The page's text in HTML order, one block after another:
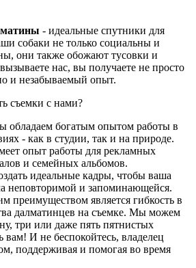
- идеальные спутники для
собаки не только социальны и
они также обожают тусовки и
нас, вы получаете не просто
и незабываемый опыт.
съемки с нами?
обладаем богатым опытом работы в
- как в студии, так и на природе.
опыт работы для рекламных
и семейных альбомов.
идеальные кадры, чтобы ваша
неповторимой и запоминающейся.
преимуществом является гибкость в
далматинцев на съемке. Мы можем
три или даже пять пятнистых
вам! И не беспокойтесь, владелец
поддерживая и помогая во время